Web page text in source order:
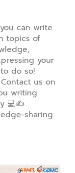
can write
topics of
your
do so!
us on
writing
💻✍️.
sharing